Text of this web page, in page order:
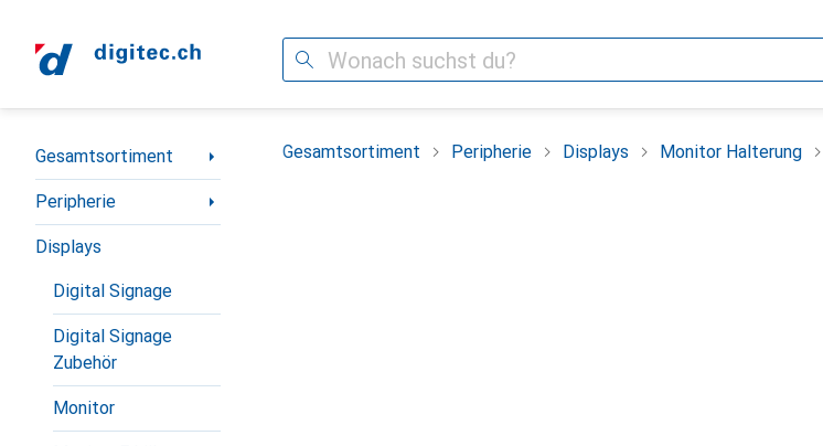
Suche
Navigation nach Kategorien
Gesamtsortiment
Peripherie
Displays
Digital Signage
Digital Signage
Zubehör
Monitor
Gesamtsortiment Peripherie Displays Monitor Halterung